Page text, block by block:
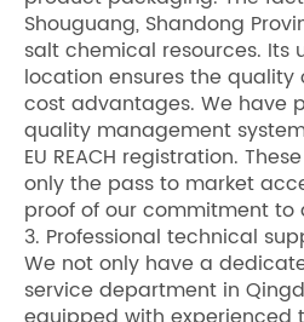
Shouguang, Shandong
salt chemical resources. Its
location ensures the
cost advantages. We have
quality management
EU REACH registration.
only the pass to market
proof of our commitment to
3. Professional technical
We not only have a
service department in